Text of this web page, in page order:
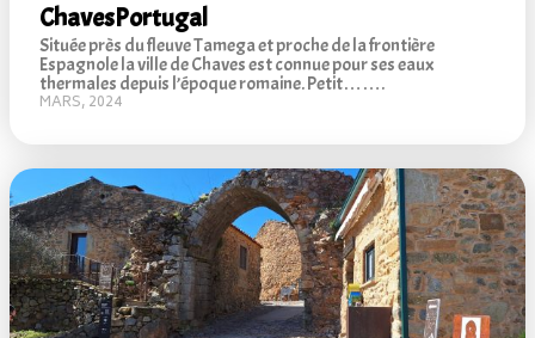
ChavesPortugal
Située près du fleuve Tamega et proche de la frontière
Espagnole la ville de Chaves est connue pour ses eaux
thermales depuis l’époque romaine. Petit…….
MARS, 2024